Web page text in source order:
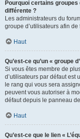
Pourquoi certains
différente ?
Les administrateurs du
groupe d’utilisateurs afin
Haut
Qu’est-ce qu’un « groupe
Si vous êtes membre de
d’utilisateurs par défaut est
le rang qui vous sera
peuvent vous autoriser à
défaut depuis le panneau
Haut
Qu’est-ce que le lien «